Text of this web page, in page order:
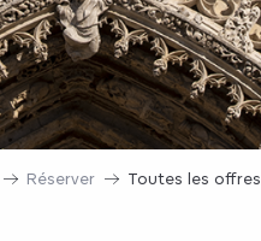
Réserver Toutes les offres